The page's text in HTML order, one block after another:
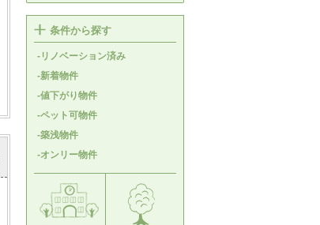
条件から探す
-リノベーション済み
-新着物件
-値下がり物件
-ペット可物件
-築浅物件
-オンリー物件